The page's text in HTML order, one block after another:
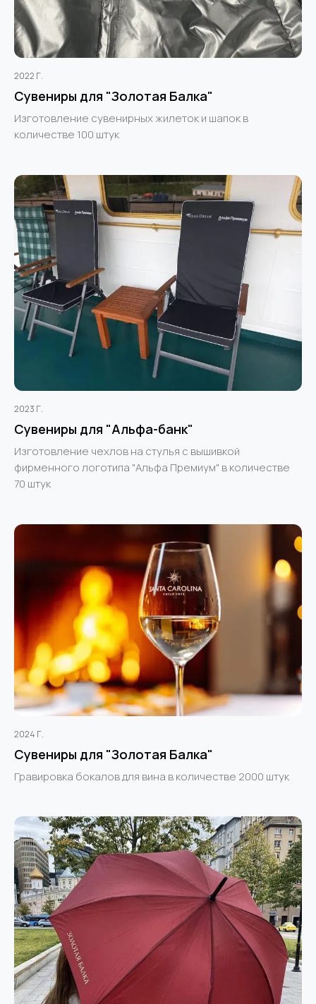
2022 Г.
Сувениры для "Золотая Балка"
Изготовление сувенирных жилеток и шапок в
количестве 100 штук
2023 Г.
Сувениры для "Альфа-банк"
Изготовление чехлов на стулья с вышивкой
фирменного логотипа "Альфа Премиум" в количестве
70 штук
2024 Г.
Сувениры для "Золотая Балка"
Гравировка бокалов для вина в количестве 2000 штук